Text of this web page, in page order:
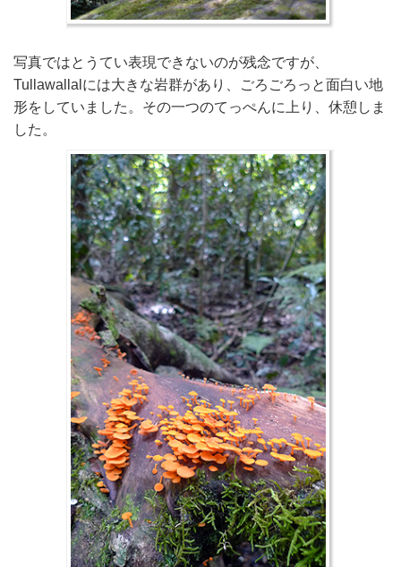
写真ではとうてい表現できないのが残念ですが、
Tullawallalには大きな岩群があり、ごろごろっと面白い地
形をしていました。その一つのてっぺんに上り、休憩しま
した。